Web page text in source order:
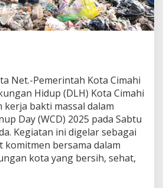
Net.-Pemerintah Kota Cimahi
Hidup (DLH) Kota Cimahi
bakti massal dalam
Day (WCD) 2025 pada Sabtu
Kegiatan ini digelar sebagai
komitmen bersama dalam
kota yang bersih, sehat,